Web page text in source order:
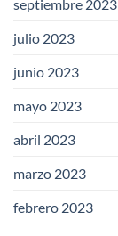
septiembre 2023
julio 2023
junio 2023
mayo 2023
abril 2023
marzo 2023
febrero 2023